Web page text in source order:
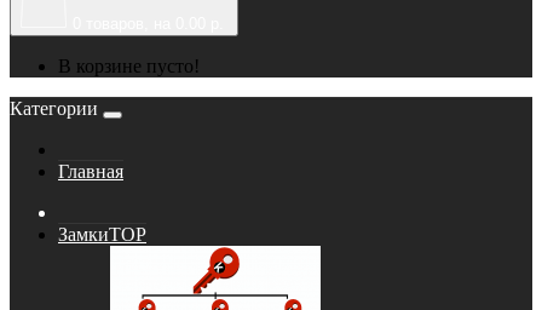
В корзине пусто!
Категории
Главная
ЗамкиTOP